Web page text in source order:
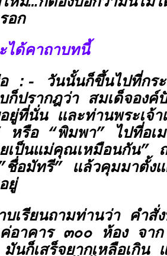
อก
ได้คาถาบทนี้
อ :- วันนั้นก็ขึ้นไปที่กร
ก็ปรากฎว่า สมเด็จองค์
ยู่ที่นั่น และท่านพระเจ้า
หรือ “พิมพา” ไปที่อเ
เป็นแม่คุณเหมือนกัน”
ชื่อมัทรี” แล้วคุมมาตั้งแ
ยู่
บเรียนถามท่านว่า คำสั่
อาคาร ๓๐๐ ห้อง จา
นก็เสร็จยากเหลือเกิน